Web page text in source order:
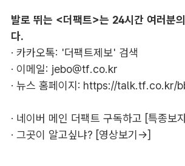
발로 뛰는 <더팩트>는 24시간 여러분
다.
· 카카오톡: '더팩트제보' 검색
· 이메일: jebo@tf.co.kr
· 뉴스 홈페이지: https://talk.tf.co.kr/
· 네이버 메인 더팩트 구독하고 [특종보
· 그곳이 알고싶냐? [영상보기→]